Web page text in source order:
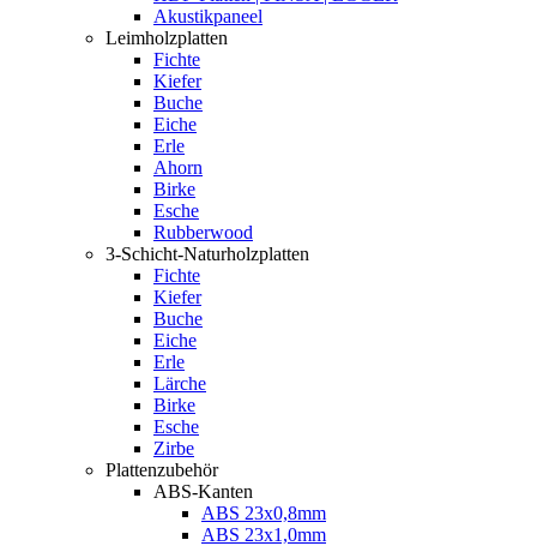
Akustikpaneel
Leimholzplatten
Fichte
Kiefer
Buche
Eiche
Erle
Ahorn
Birke
Esche
Rubberwood
3-Schicht-Naturholzplatten
Fichte
Kiefer
Buche
Eiche
Erle
Lärche
Birke
Esche
Zirbe
Plattenzubehör
ABS-Kanten
ABS 23x0,8mm
ABS 23x1,0mm